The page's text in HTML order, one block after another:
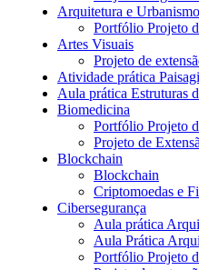
Arquitetura e Urbanismo
Portfólio Projeto
Artes Visuais
Projeto de
Atividade prática
Aula prática Estruturas
Biomedicina
Portfólio Projeto
Projeto de
Blockchain
Blockchain
Criptomoedas e
Cibersegurança
Aula prática
Aula Prática
Portfólio Projeto